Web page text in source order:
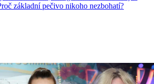
základní pečivo nikoho nezbohatí?